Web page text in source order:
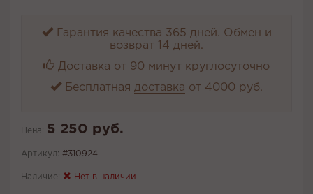
Гарантия качества 365 дней. Обмен и
возврат 14 дней.
Доставка от 90 минут круглосуточно
Бесплатная доставка от 4000 руб.
Цена: 5 250 руб.
Артикул: #310924
Наличие: Нет в наличии